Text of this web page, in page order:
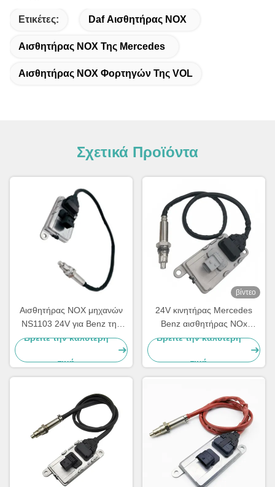
Ετικέτες: Daf Αισθητήρας NOX
Αισθητήρας NOX Της Mercedes
Αισθητήρας NOX Φορτηγών Της VOL
Σχετικά Προϊόντα
Αισθητήρας NOX μηχανών
NS1103 24V για Benz της
Mercedes το φορτηγό
Βρείτε την καλύτερη
τιμή
βίντεο
24V κινητήρας Mercedes
Benz αισθητήρας NOx
Actros 5WK97331A
Βρείτε την καλύτερη
τιμή